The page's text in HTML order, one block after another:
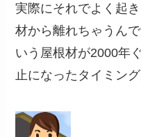
実際にそれでよく起
材から離れちゃうん
いう屋根材が2000年
止になったタイミン